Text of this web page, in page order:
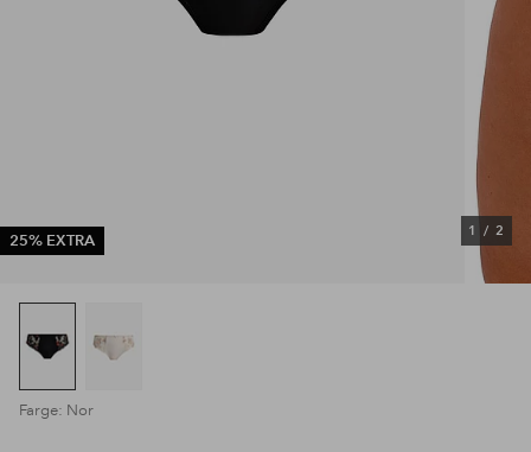
25% EXTRA
1 / 2
Farge: Nor